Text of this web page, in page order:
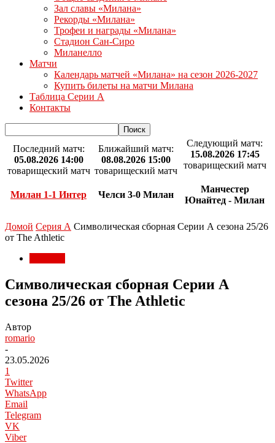
Зал славы «Милана»
Рекорды «Милана»
Трофеи и награды «Милана»
Стадион Сан-Сиро
Миланелло
Матчи
Календарь матчей «Милана» на сезон 2026-2027
Купить билеты на матчи Милана
Таблица Серии А
Контакты
Последний матч:
05.08.2026 14:00
товарищеский матч
Милан 1-1 Интер
Ближайший матч:
08.08.2026 15:00
товарищеский матч
Челси 3-0 Милан
Следующий матч:
15.08.2026 17:45
товарищеский матч
Манчестер
Юнайтед - Милан
Домой Серия А Символическая сборная Серии А сезона 25/26
от The Athletic
Символическая сборная Серии А
сезона 25/26 от The Athletic
Автор
romario
-
23.05.2026
1
Twitter
WhatsApp
Email
Telegram
VK
Viber